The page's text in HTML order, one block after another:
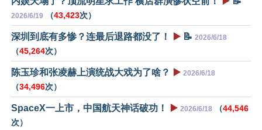
2026/6/19 （43,423次）
深圳到底有多惨？连最后退路都没了！ ▶️ 📝 2026/6/18
（45,264次）
陈玉珍和张凌赫上演统战大戏为了啥？ ▶️ 2026/6/18
（34,496次）
SpaceX一上市，中国航天神话破功！ ▶️ 2026/6/18 （44,546
次）